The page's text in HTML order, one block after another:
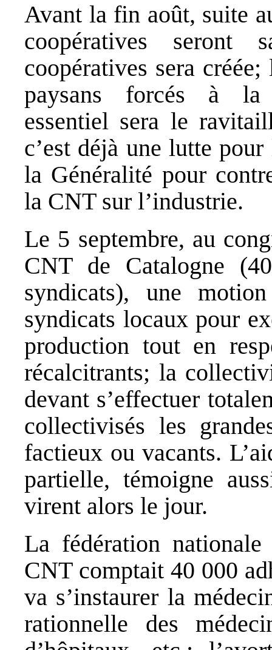
Avant la fin août, suite
coopératives seront
coopératives sera
paysans forcés à la
essentiel sera le
c’est déjà une lutte
la Généralité pour
la CNT sur l’industrie.
Le 5 septembre, au
CNT de Catalogne
syndicats), une
syndicats locaux pour
production tout en
récalcitrants; la
devant s’effectuer
collectivisés les
factieux ou vacants.
partielle, témoigne
virent alors le jour.
La fédération
CNT comptait 40 000
va s’instaurer la
rationnelle des